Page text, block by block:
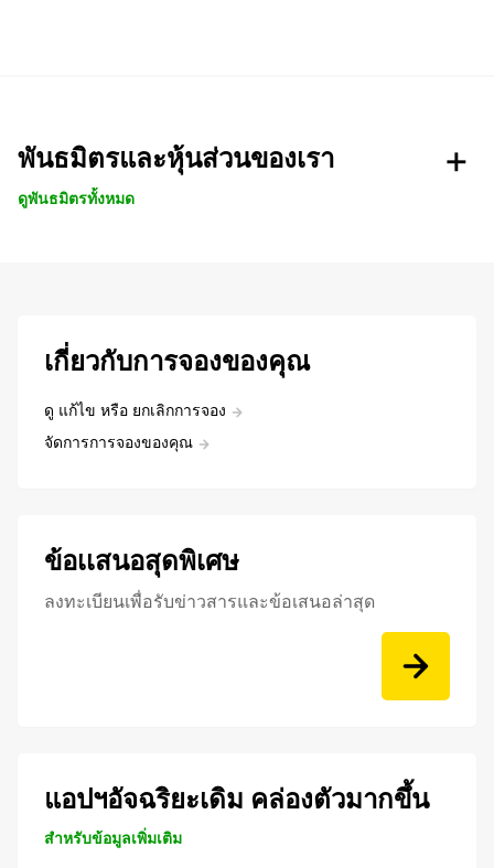
พันธมิตรและหุ้นส่วนของเรา
ดูพันธมิตรทั้งหมด
เกี่ยวกับการจองของคุณ
ดู แก้ไข หรือ ยกเลิกการจอง
จัดการการจองของคุณ
ข้อเเสนอสุดพิเศษ
ลงทะเบียนเพื่อรับข่าวสารและข้อเสนอล่าสุด
แอปฯอัจฉริยะเดิม คล่องตัวมากขึ้น
สำหรับข้อมูลเพิ่มเติม